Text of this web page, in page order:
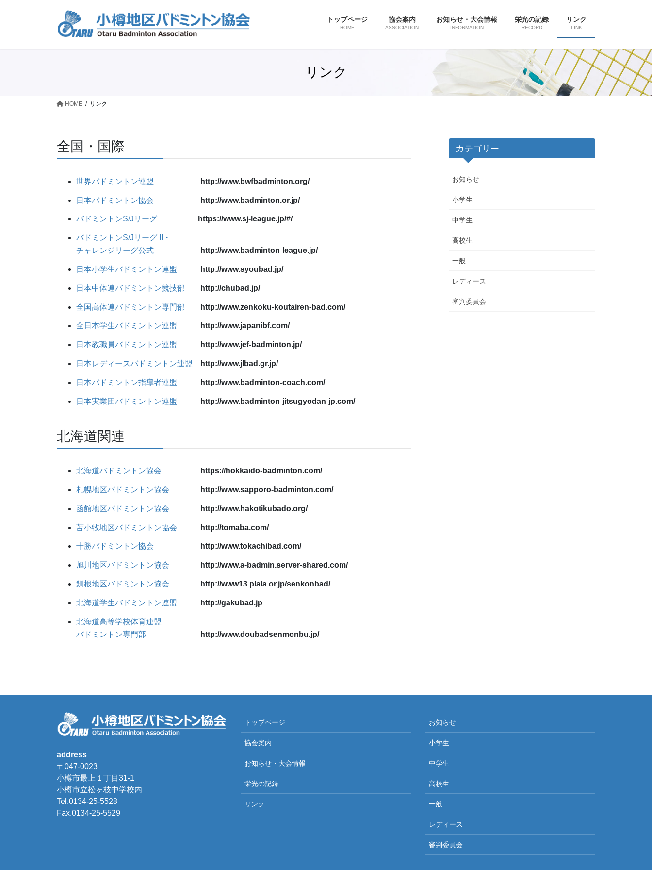
トップページ
HOME
協会案内
ASSOCIATION
お知らせ・大会情報
INFORMATION
栄光の記録
RECORD
リンク
LINK
リンク
HOME リンク
全国・国際
世界バドミントン連盟 http://www.bwfbadminton.org/
日本バドミントン協会 http://www.badminton.or.jp/
バドミントンS/Jリーグ https://www.sj-league.jp/#/
バドミントンS/Jリーグ II・
チャレンジリーグ公式
http://www.badminton-league.jp/
日本小学生バドミントン連盟 http://www.syoubad.jp/
日本中体連バドミントン競技部 http://chubad.jp/
全国高体連バドミントン専門部 http://www.zenkoku-koutairen-bad.com/
全日本学生バドミントン連盟 http://www.japanibf.com/
日本教職員バドミントン連盟 http://www.jef-badminton.jp/
日本レディースバドミントン連盟 http://www.jlbad.gr.jp/
日本バドミントン指導者連盟 http://www.badminton-coach.com/
日本実業団バドミントン連盟 http://www.badminton-jitsugyodan-jp.com/
北海道関連
北海道バドミントン協会 https://hokkaido-badminton.com/
札幌地区バドミントン協会 http://www.sapporo-badminton.com/
函館地区バドミントン協会 http://www.hakotikubado.org/
苫小牧地区バドミントン協会 http://tomaba.com/
十勝バドミントン協会 http://www.tokachibad.com/
旭川地区バドミントン協会 http://www.a-badmin.server-shared.com/
釧根地区バドミントン協会 http://www13.plala.or.jp/senkonbad/
北海道学生バドミントン連盟 http://gakubad.jp
北海道高等学校体育連盟
バドミントン専門部
http://www.doubadsenmonbu.jp/
カテゴリー
お知らせ
小学生
中学生
高校生
一般
レディース
審判委員会
address
〒047-0023
小樽市最上１丁目31-1
小樽市立松ヶ枝中学校内
Tel.0134-25-5528
Fax.0134-25-5529
トップページ
協会案内
お知らせ・大会情報
栄光の記録
リンク
お知らせ
小学生
中学生
高校生
一般
レディース
審判委員会